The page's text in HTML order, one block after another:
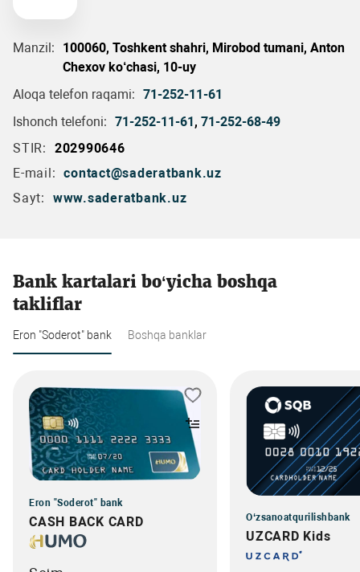
Manzil:
100060, Toshkent shahri, Mirobod tumani, Anton
Chexov ko‘chasi, 10-uy
Aloqa telefon raqami: 71-252-11-61
Ishonch telefoni: 71-252-11-61 , 71-252-68-49
STIR:
202990646
E-mail: contact@saderatbank.uz
Sayt:
www.saderatbank.uz
Bank kartalari bo‘yicha boshqa
takliflar
Eron "Soderot" bank Boshqa banklar
Eron "Soderot" bank
CASH BACK CARD O‘zsanoatqurilishbank
UZCARD Kids